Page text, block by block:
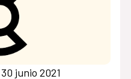
junio 2021